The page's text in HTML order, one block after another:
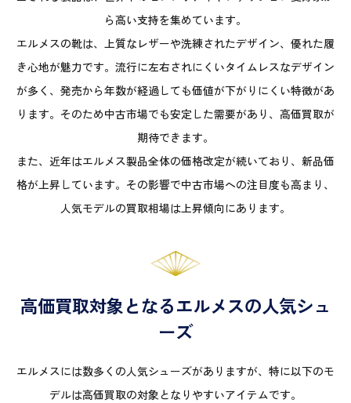
ら高い支持を集めています。
エルメスの靴は、上質なレザーや洗練されたデザイン、優れた履
き心地が魅力です。流行に左右されにくいタイムレスなデザイン
が多く、発売から年数が経過しても価値が下がりにくい特徴があ
ります。そのため中古市場でも安定した需要があり、高価買取が
期待できます。
また、近年はエルメス製品全体の価格改定が続いており、新品価
格が上昇しています。その影響で中古市場への注目度も高まり、
人気モデルの買取相場は上昇傾向にあります。
高価買取対象となるエルメスの人気シュ
ーズ
エルメスには数多くの人気シューズがありますが、特に以下のモ
デルは高価買取の対象となりやすいアイテムです。